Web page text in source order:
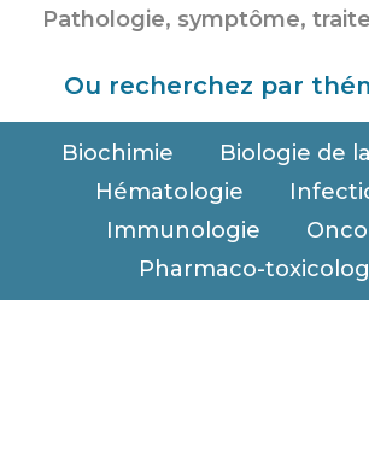
Ou recherchez par
Biochimie
Biologie de
Hématologie
Immunologie
Pharmaco-